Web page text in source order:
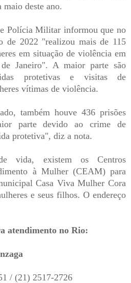
maio deste ano.
Polícia Militar informou que no
de 2022 "realizou mais de 115
em situação de violência em
Janeiro". A maior parte são
protetivas e visitas de
vítimas de violência.
também houve 436 prisões
parte devido ao crime de
protetiva", diz a nota.
vida, existem os Centros
à Mulher (CEAM) para
Casa Viva Mulher Cora
e seus filhos. O endereço
atendimento no Rio:
/ (21) 2517-2726